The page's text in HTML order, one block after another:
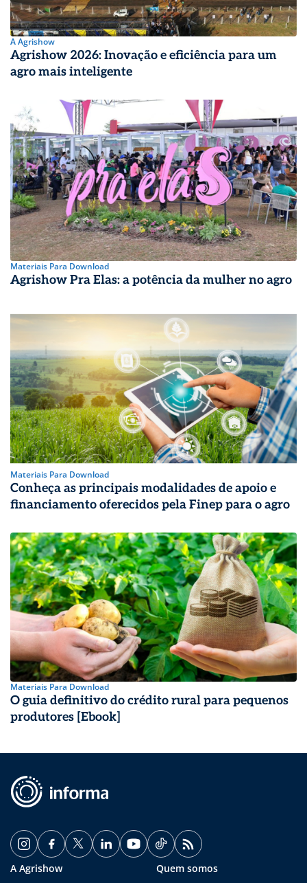
A Agrishow
Agrishow 2026: Inovação e eficiência para um
agro mais inteligente
Materiais Para Download
Agrishow Pra Elas: a potência da mulher no agro
Materiais Para Download
Conheça as principais modalidades de apoio e
financiamento oferecidos pela Finep para o agro
Materiais Para Download
O guia definitivo do crédito rural para pequenos
produtores [Ebook]
A Agrishow Quem somos